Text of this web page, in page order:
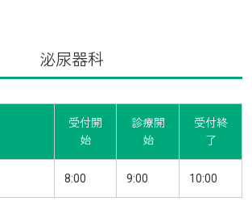
泌尿器科
受付開
始
診療開
始
受付終
了
8:00 9:00 10:00